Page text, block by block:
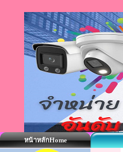
หน้าหลักHome